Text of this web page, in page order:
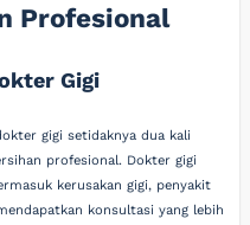
Profesional
Gigi
gigi setidaknya dua kali
profesional. Dokter gigi
kerusakan gigi, penyakit
konsultasi yang lebih